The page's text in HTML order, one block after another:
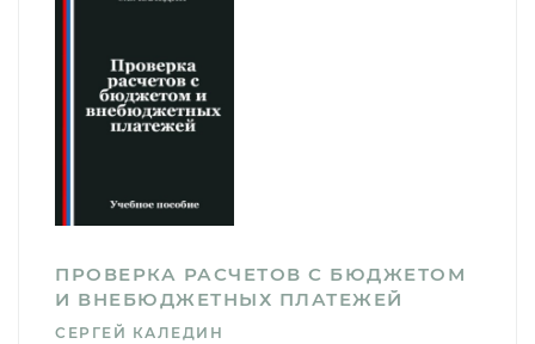
ПРОВЕРКА РАСЧЕТОВ С БЮДЖЕТОМ
И ВНЕБЮДЖЕТНЫХ ПЛАТЕЖЕЙ
СЕРГЕЙ КАЛЕДИН